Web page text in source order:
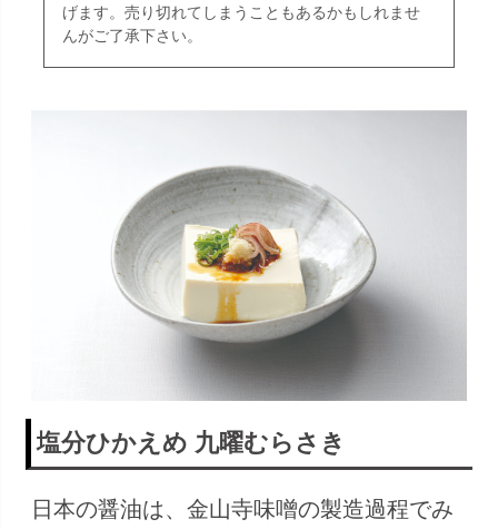
げます。売り切れてしまうこともあるかもしれませ
んがご了承下さい。
塩分ひかえめ 九曜むらさき
日本の醤油は、金山寺味噌の製造過程でみ